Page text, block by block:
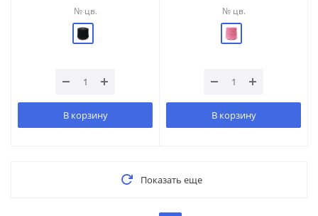
№ цв.
В корзину
№ цв.
В корзину
Показать еще